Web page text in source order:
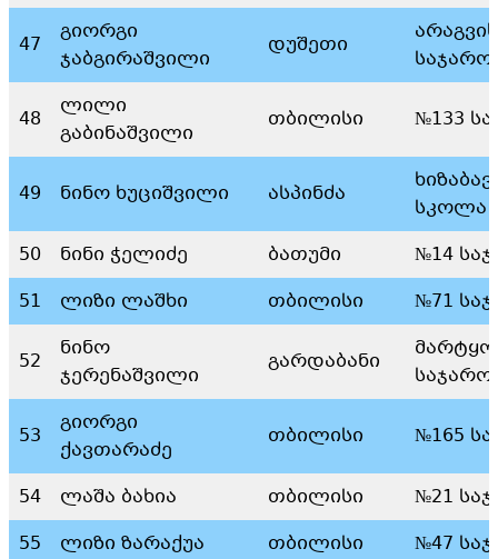
47
გიორგი
ჯაბგირაშვილი
დუშეთი
საჯარო
48
ლილი
გაბინაშვილი
თბილისი №133
49 ნინო ხუციშვილი ასპინძა
სკოლა
50
ნინი ჭელიძე ბათუმი
№14
51
ლიზი ლაშხი თბილისი №71
52
ნინო
ჯერენაშვილი
გარდაბანი
საჯარო
53
გიორგი
ქავთარაძე
თბილისი №165
54 ლაშა ბახია თბილისი
№21
55
ლიზი ზარაქუა თბილისი №47